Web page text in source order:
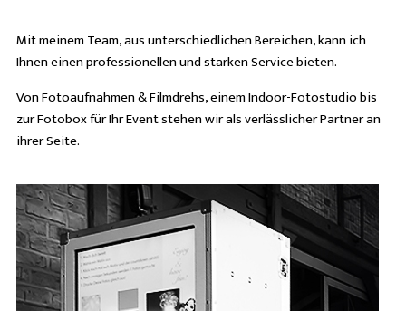
Mit meinem Team, aus unterschiedlichen Bereichen, kann ich
Ihnen einen professionellen und starken Service bieten.
Von Fotoaufnahmen & Filmdrehs, einem Indoor-Fotostudio bis
zur Fotobox für Ihr Event stehen wir als verlässlicher Partner an
ihrer Seite.